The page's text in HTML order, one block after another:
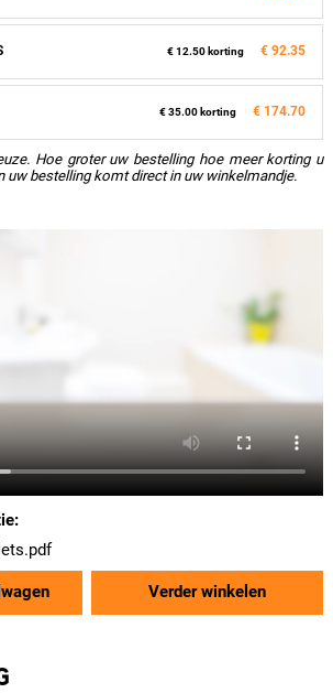
€ 12.50 korting € 92.35
€ 35.00 korting € 174.70
Hoe groter uw bestelling hoe meer korting u
uw bestelling komt direct in uw winkelmandje.
Verder winkelen